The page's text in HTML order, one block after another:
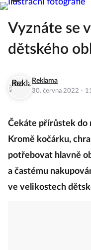
Vyznáte se
dětského
Reklama
30. června 2022 ·
Čekáte přírůstek do
Kromě kočárku,
potřebovat hlavně
a častému
ve velikostech